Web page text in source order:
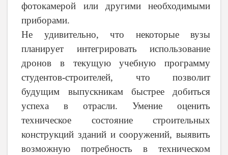
фотокамерой или другими необходимыми
приборами.
Не удивительно, что некоторые вузы
планирует интегрировать использование
дронов в текущую учебную программу
студентов-строителей, что позволит
будущим выпускникам быстрее добиться
успеха в отрасли. Умение оценить
техническое состояние строительных
конструкций зданий и сооружений, выявить
возможную потребность в техническом